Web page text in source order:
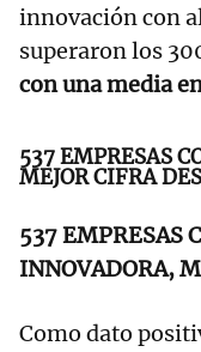
innovación con
superaron los
con una media
537 EMPRESAS
MEJOR CIFRA
537 EMPRESAS
INNOVADORA,
Como dato